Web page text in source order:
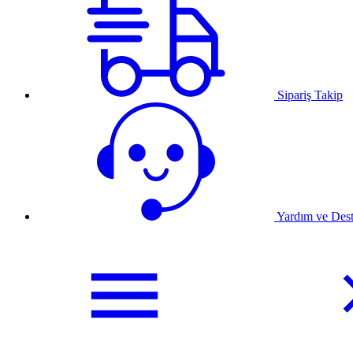
Sipariş Takip
Yardım ve